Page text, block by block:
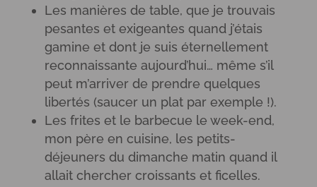
Les manières de table, que je trouvais
pesantes et exigeantes quand j’étais
gamine et dont je suis éternellement
reconnaissante aujourd’hui… même s’il
peut m’arriver de prendre quelques
libertés (saucer un plat par exemple !).
Les frites et le barbecue le week-end,
mon père en cuisine, les petits-
déjeuners du dimanche matin quand il
allait chercher croissants et ficelles.